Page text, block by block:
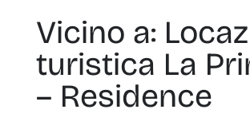
Vicino a:
turistica La
– Residence